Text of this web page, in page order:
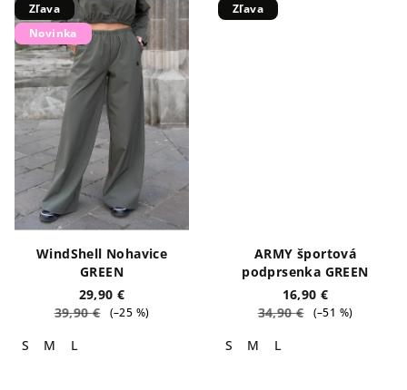
Zľava
Novinka
WindShell Nohavice
GREEN
29,90 €
39,90 €
(–25 %)
S M L
Zľava
ARMY športová
podprsenka GREEN
16,90 €
34,90 €
(–51 %)
S M L